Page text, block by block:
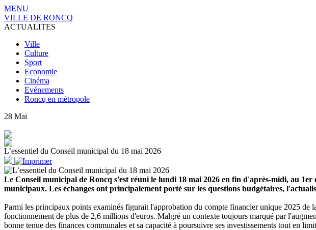
MENU
VILLE DE RONCQ
ACTUALITES
Ville
Culture
Sport
Economie
Cinéma
Evénements
Roncq en métropole
28 Mai
L’essentiel du Conseil municipal du 18 mai 2026
Le Conseil municipal de Roncq s'est réuni le lundi 18 mai 2026 en fin d'après-midi, au
municipaux. Les échanges ont principalement porté sur les questions budgétaires,
Parmi les principaux points examinés figurait l'approbation du compte financier unique 2025
fonctionnement de plus de 2,6 millions d'euros. Malgré un contexte toujours marqué par
bonne tenue des finances communales et sa capacité à poursuivre ses investissements tout en